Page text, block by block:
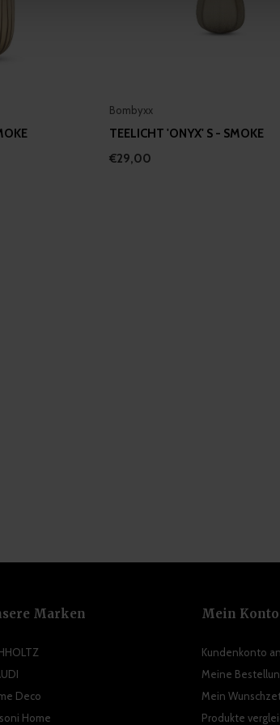
social media, advertising and analytics
or that they’ve collected from your use of their
Bombyxx
TEELICHT 'ONYX' S - SMOKE
€29,00
Marken
Deco
Home
Mein Konto
Kundenkonto
Meine
Mein
Produkte